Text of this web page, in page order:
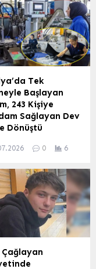
yoğun ilgi görüyor.
birleştirici gücüyle
gelen gençler,
yeteneklerini
hem de sosyal
genişletiyor.
Tanışma ve
Fırsatı GSB Kültür
Okulları çatısı
gerçekleştirilen
gençlere
temel
Tek
Başlayan
243 Kişiye
Sağlayan Dev
Dönüştü
Doğu’nun 2014
iki personelle
üretim serüveni,
243 kişiye istihdam
dev bir sanayi
ulaştı. Küçük bir
temelleri atılan
aradan geçen
47 bin
0 6